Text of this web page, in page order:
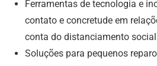
Ferramentas de tecnologia e
contato e concretude em
conta do distanciamento social
Soluções para pequenos